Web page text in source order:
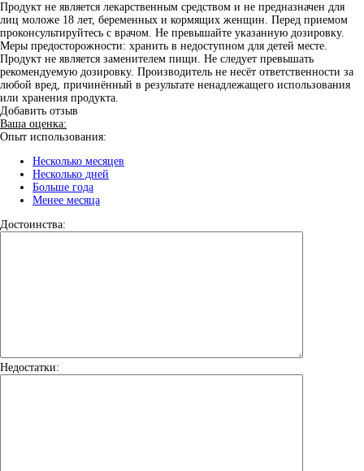
Продукт не является лекарственным средством и не предназначен для
лиц моложе 18 лет, беременных и кормящих женщин. Перед приемом
проконсультируйтесь с врачом. Не превышайте указанную дозировку.
Меры предосторожности: хранить в недоступном для детей месте.
Продукт не является заменителем пищи. Не следует превышать
рекомендуемую дозировку. Производитель не несёт ответственности за
любой вред, причинённый в результате ненадлежащего использования
или хранения продукта.
Добавить отзыв
Ваша оценка:
Опыт использования:
Несколько месяцев
Несколько дней
Больше года
Менее месяца
Достоинства:
Недостатки: